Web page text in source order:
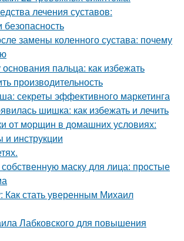
лечения суставов:
замены коленного сустава: почему
пальца: как избежать
производительность
секреты эффективного маркетинга
шишка: как избежать и лечить
от морщин в домашних условиях:
и инструкции
маску для лица: простые
Как стать уверенным Михаил
Лабковского для повышения